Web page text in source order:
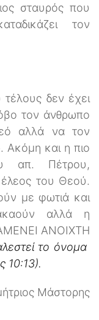
σταυρός που
τον
δεν έχει
τον άνθρωπο
αλλά να τον
Ακόμη και η πιο
απ. Πέτρου,
του Θεού.
με φωτιά και
αλλά η
ΑΝΟΙΧΤΗ
το όνομα
10:13).
Μάστορης